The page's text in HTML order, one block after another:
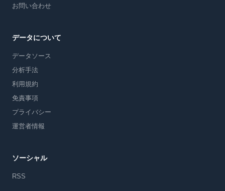
お問い合わせ
データについて
データソース
分析手法
利用規約
免責事項
プライバシー
運営者情報
ソーシャル
RSS